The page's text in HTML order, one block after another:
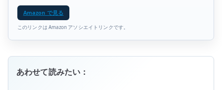
Amazon で見る
このリンクは Amazon アソシエイトリンクです。
あわせて読みたい：